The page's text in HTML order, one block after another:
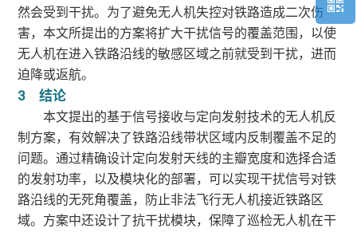
然会受到干扰。为了避免无人机失控对铁路造成二次伤
害，本文所提出的方案将扩大干扰信号的覆盖范围，以使
无人机在进入铁路沿线的敏感区域之前就受到干扰，进而
迫降或返航。
3 结论
本文提出的基于信号接收与定向发射技术的无人机反
制方案，有效解决了铁路沿线带状区域内反制覆盖不足的
问题。通过精确设计定向发射天线的主瓣宽度和选择合适
的发射功率，以及模块化的部署，可以实现干扰信号对铁
路沿线的无死角覆盖，防止非法飞行无人机接近铁路区
域。方案中还设计了抗干扰模块，保障了巡检无人机在干